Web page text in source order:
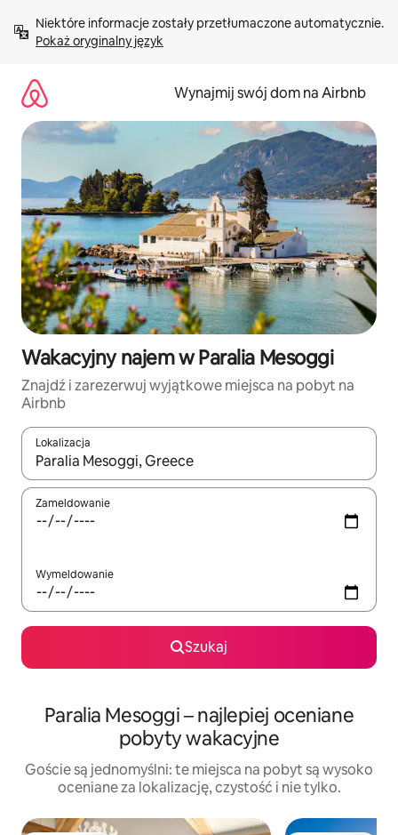
treści Pokaż oryginalny język
Wynajmij swój dom na Airbnb
Wakacyjny najem w Paralia Mesoggi
Znajdź i zarezerwuj wyjątkowe miejsca na pobyt na
Airbnb
Lokalizacja
Gdy wyniki będą dostępne, możesz poruszać się po nich za
Zameldowanie
Wymeldowanie
Szukaj
Paralia Mesoggi – najlepiej oceniane
pobyty wakacyjne
Goście są jednomyślni: te miejsca na pobyt są wysoko
oceniane za lokalizację, czystość i nie tylko.